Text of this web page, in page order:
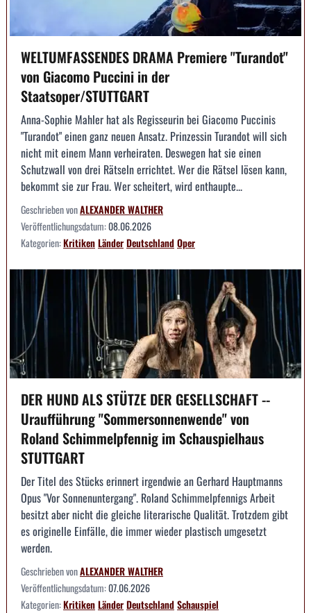
WELTUMFASSENDES DRAMA Premiere "Turandot"
von Giacomo Puccini in der
Staatsoper/STUTTGART
Anna-Sophie Mahler hat als Regisseurin bei Giacomo Puccinis
"Turandot" einen ganz neuen Ansatz. Prinzessin Turandot will sich
nicht mit einem Mann verheiraten. Deswegen hat sie einen
Schutzwall von drei Rätseln errichtet. Wer die Rätsel lösen kann,
bekommt sie zur Frau. Wer scheitert, wird enthaupte...
Geschrieben vonALEXANDER WALTHER
Veröffentlichungsdatum:08.06.2026
Kategorien:KritikenLänderDeutschlandOper
DER HUND ALS STÜTZE DER GESELLSCHAFT --
Uraufführung "Sommersonnenwende" von
Roland Schimmelpfennig im Schauspielhaus
STUTTGART
Der Titel des Stücks erinnert irgendwie an Gerhard Hauptmanns
Opus "Vor Sonnenuntergang". Roland Schimmelpfennigs Arbeit
besitzt aber nicht die gleiche literarische Qualität. Trotzdem gibt
es originelle Einfälle, die immer wieder plastisch umgesetzt
werden.
Geschrieben vonALEXANDER WALTHER
Veröffentlichungsdatum:07.06.2026
Kategorien:KritikenLänderDeutschlandSchauspiel